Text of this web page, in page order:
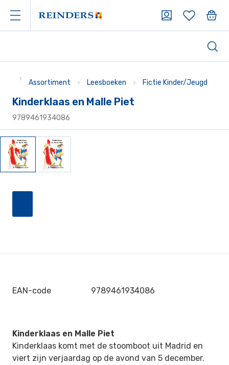
Assortiment Leesboeken Fictie Kinder/Jeugd
Kinderklaas en Malle Piet
9789461934086
EAN-code 9789461934086
Kinderklaas en Malle Piet
Kinderklaas komt met de stoomboot uit Madrid en
viert zijn verjaardag op de avond van 5 december.